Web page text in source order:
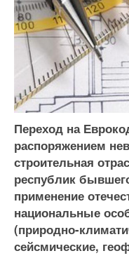
Переход на
распоряжением
строительная
республик
применение
национальные
(природно-
сейсмические,